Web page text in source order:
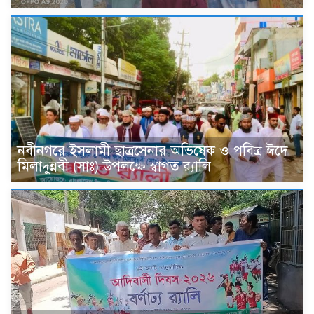
নবীনগরে ইসলামী ছাত্রসেনার অভিষেক ও পবিত্র ঈদে
মিলাদুন্নবী (সাঃ) উপলক্ষে স্বাগত র‍্যালি